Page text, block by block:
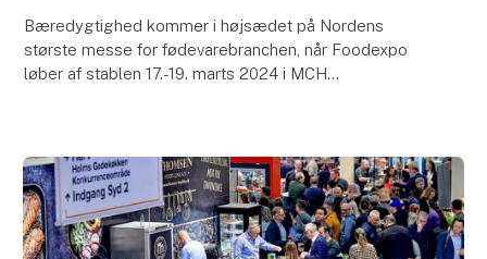
Bæredygtighed kommer i højsædet på Nordens
største messe for fødevarebranchen, når Foodexpo
løber af stablen 17.-19. marts 2024 i MCH